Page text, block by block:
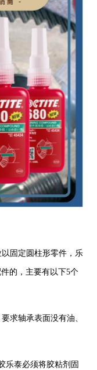
固定圆柱形零件，乐
的，主要有以下5个
求轴承表面没有油、
乐泰必须将胶粘剂固